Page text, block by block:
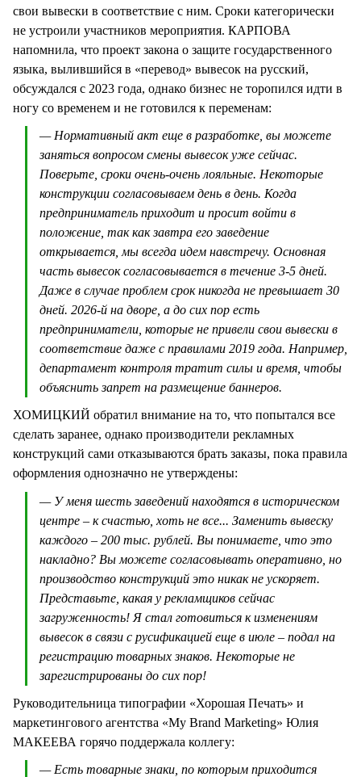
свои вывески в соответствие с ним. Сроки категорически
не устроили участников мероприятия. КАРПОВА
напомнила, что проект закона о защите государственного
языка, вылившийся в «перевод» вывесок на русский,
обсуждался с 2023 года, однако бизнес не торопился идти в
ногу со временем и не готовился к переменам:
— Нормативный акт еще в разработке, вы можете
заняться вопросом смены вывесок уже сейчас.
Поверьте, сроки очень-очень лояльные. Некоторые
конструкции согласовываем день в день. Когда
предприниматель приходит и просит войти в
положение, так как завтра его заведение
открывается, мы всегда идем навстречу. Основная
часть вывесок согласовывается в течение 3-5 дней.
Даже в случае проблем срок никогда не превышает 30
дней. 2026-й на дворе, а до сих пор есть
предприниматели, которые не привели свои вывески в
соответствие даже с правилами 2019 года. Например,
департамент контроля тратит силы и время, чтобы
объяснить запрет на размещение баннеров.
ХОМИЦКИЙ обратил внимание на то, что попытался все
сделать заранее, однако производители рекламных
конструкций сами отказываются брать заказы, пока правила
оформления однозначно не утверждены:
— У меня шесть заведений находятся в историческом
центре – к счастью, хоть не все... Заменить вывеску
каждого – 200 тыс. рублей. Вы понимаете, что это
накладно? Вы можете согласовывать оперативно, но
производство конструкций это никак не ускоряет.
Представьте, какая у рекламщиков сейчас
загруженность! Я стал готовиться к изменениям
вывесок в связи с русификацией еще в июле – подал на
регистрацию товарных знаков. Некоторые не
зарегистрированы до сих пор!
Руководительница типографии «Хорошая Печать» и
маркетингового агентства «My Brand Marketing» Юлия
МАКЕЕВА горячо поддержала коллегу:
— Есть товарные знаки, по которым приходится